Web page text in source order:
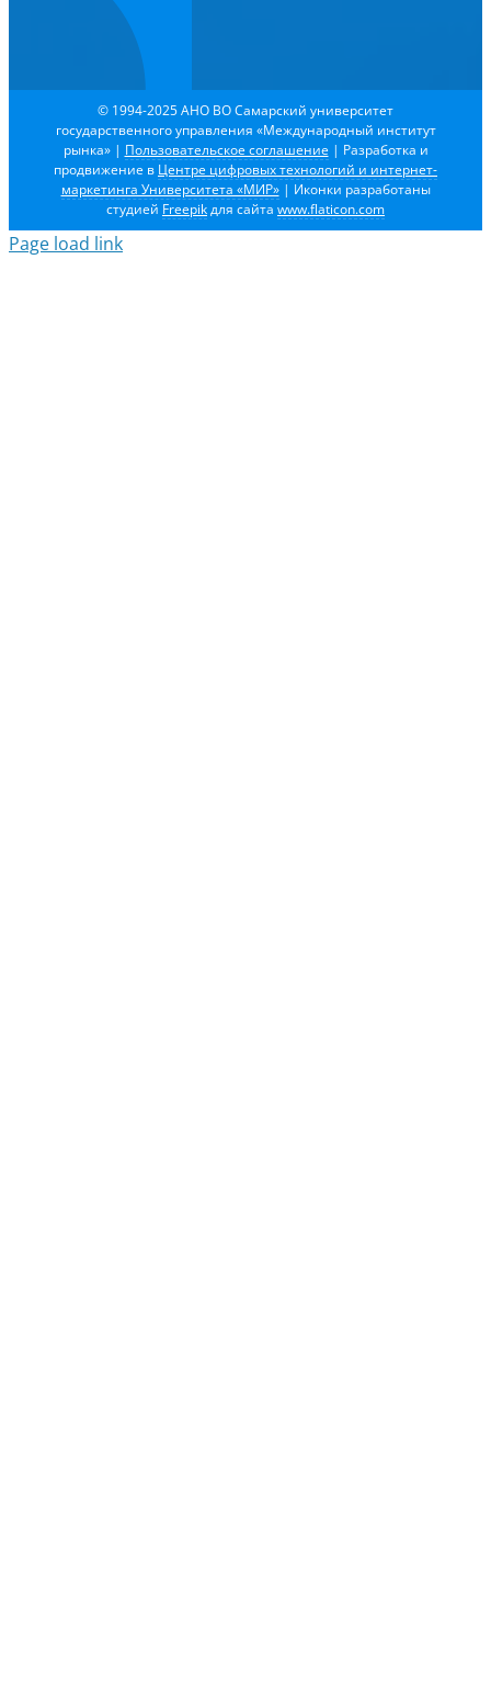
© 1994-2025 АНО ВО Самарский университет
государственного управления «Международный институт
рынка» | Пользовательское соглашение | Разработка и
продвижение в Центре цифровых технологий и интернет-
маркетинга Университета «МИР»| Иконки разработаны
студией Freepikдля сайта www.flaticon.com
Page load link